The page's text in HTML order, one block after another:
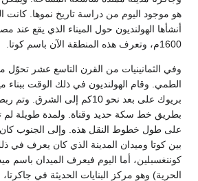
هو موجود اليوم من دراسة تاريخ نموها. كانت
أنشأها الهولنديون حول الميناء الذي يقع عند
1600م، وتعرف هذه المنطقة الآن باسم كوتا.
وفي الثمانينيات من القرن التاسع عشر تحوّل
الطمي. وقام الهولنديون في ذلك الوقت ببناء
بريوك على بعد نحو 10كم إلى
بطريق خط سكة حديد وقناة. ولمدة طويلة لم
على طول خطوط النقل هذه. وإلى الجنوب كان
بين كوتا وميدان المدينة الذي كان يعرف في
كوننغسبلين، أما اليوم فيعرف الميدان باسم
الحرية) وهو مركز البنايات الحديثة في